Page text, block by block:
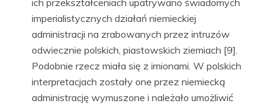
ich przekształceniach upatrywano świadomych
imperialistycznych działań niemieckiej
administracji na zrabowanych przez intruzów
odwiecznie polskich, piastowskich ziemiach [9].
Podobnie rzecz miała się z imionami. W polskich
interpretacjach zostały one przez niemiecką
administrację wymuszone i należało umożliwić